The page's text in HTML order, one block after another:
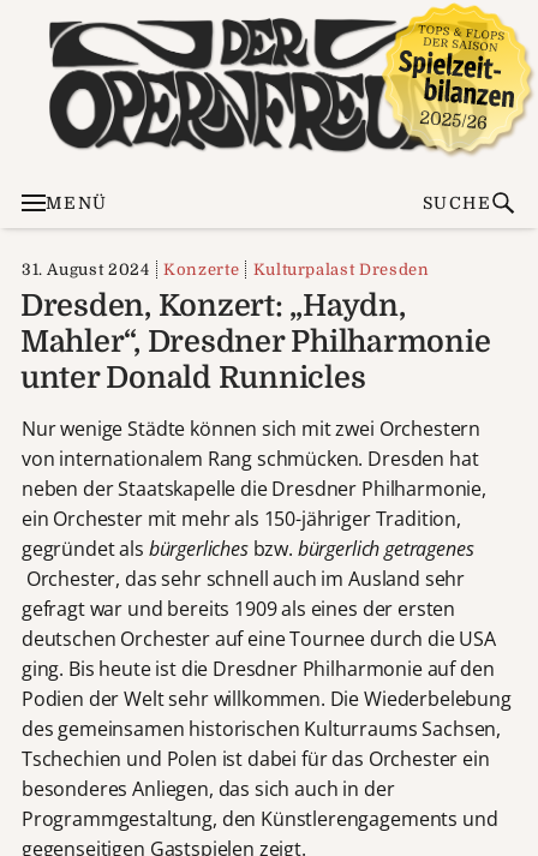
MENÜ SUCHE
31. August 2024 Konzerte Kulturpalast Dresden
Dresden, Konzert: „Haydn,
Mahler“, Dresdner Philharmonie
unter Donald Runnicles
Nur wenige Städte können sich mit zwei Orchestern
von internationalem Rang schmücken. Dresden hat
neben der Staatskapelle die Dresdner Philharmonie,
ein Orchester mit mehr als 150-jähriger Tradition,
gegründet als bürgerlichesbzw. bürgerlich getragenes
Orchester, das sehr schnell auch im Ausland sehr
gefragt war und bereits 1909 als eines der ersten
deutschen Orchester auf eine Tournee durch die USA
ging. Bis heute ist die Dresdner Philharmonie auf den
Podien der Welt sehr willkommen. Die Wiederbelebung
des gemeinsamen historischen Kulturraums Sachsen,
Tschechien und Polen ist dabei für das Orchester ein
besonderes Anliegen, das sich auch in der
Programmgestaltung, den Künstlerengagements und
gegenseitigen Gastspielen zeigt.